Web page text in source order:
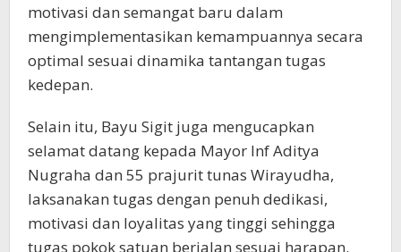
motivasi dan semangat baru dalam
mengimplementasikan kemampuannya secara
optimal sesuai dinamika tantangan tugas
kedepan.
Selain itu, Bayu Sigit juga mengucapkan
selamat datang kepada Mayor Inf Aditya
Nugraha dan 55 prajurit tunas Wirayudha,
laksanakan tugas dengan penuh dedikasi,
motivasi dan loyalitas yang tinggi sehingga
tugas pokok satuan berjalan sesuai harapan.